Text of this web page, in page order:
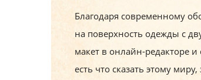
Благодаря современному
на поверхность одежды с
макет в онлайн-редакторе
есть что сказать этому